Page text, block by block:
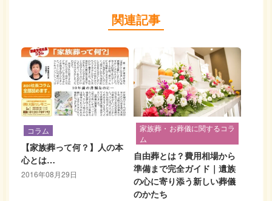
関連記事
コラム
【家族葬って何？】人の本
心とは…
2016年08月29日
家族葬・お葬儀に関するコラ
ム
自由葬とは？費用相場から
準備まで完全ガイド｜遺族
の心に寄り添う新しい葬儀
のかたち